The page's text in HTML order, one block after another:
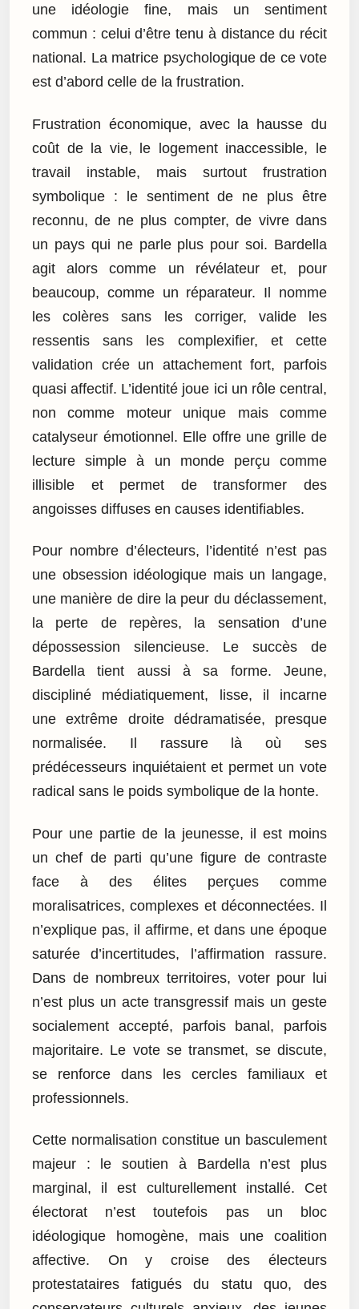
une idéologie fine, mais un sentiment
commun : celui d’être tenu à distance du récit
national. La matrice psychologique de ce vote
est d’abord celle de la frustration.
Frustration économique, avec la hausse du
coût de la vie, le logement inaccessible, le
travail instable, mais surtout frustration
symbolique : le sentiment de ne plus être
reconnu, de ne plus compter, de vivre dans
un pays qui ne parle plus pour soi. Bardella
agit alors comme un révélateur et, pour
beaucoup, comme un réparateur. Il nomme
les colères sans les corriger, valide les
ressentis sans les complexifier, et cette
validation crée un attachement fort, parfois
quasi affectif. L’identité joue ici un rôle central,
non comme moteur unique mais comme
catalyseur émotionnel. Elle offre une grille de
lecture simple à un monde perçu comme
illisible et permet de transformer des
angoisses diffuses en causes identifiables.
Pour nombre d’électeurs, l’identité n’est pas
une obsession idéologique mais un langage,
une manière de dire la peur du déclassement,
la perte de repères, la sensation d’une
dépossession silencieuse. Le succès de
Bardella tient aussi à sa forme. Jeune,
discipliné médiatiquement, lisse, il incarne
une extrême droite dédramatisée, presque
normalisée. Il rassure là où ses
prédécesseurs inquiétaient et permet un vote
radical sans le poids symbolique de la honte.
Pour une partie de la jeunesse, il est moins
un chef de parti qu’une figure de contraste
face à des élites perçues comme
moralisatrices, complexes et déconnectées. Il
n’explique pas, il affirme, et dans une époque
saturée d’incertitudes, l’affirmation rassure.
Dans de nombreux territoires, voter pour lui
n’est plus un acte transgressif mais un geste
socialement accepté, parfois banal, parfois
majoritaire. Le vote se transmet, se discute,
se renforce dans les cercles familiaux et
professionnels.
Cette normalisation constitue un basculement
majeur : le soutien à Bardella n’est plus
marginal, il est culturellement installé. Cet
électorat n’est toutefois pas un bloc
idéologique homogène, mais une coalition
affective. On y croise des électeurs
protestataires fatigués du statu quo, des